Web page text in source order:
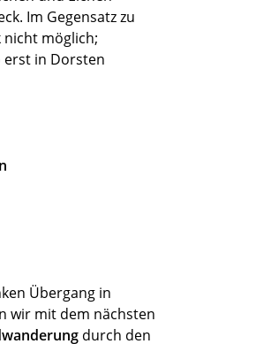
Im Gegensatz zu
nicht möglich;
erst in Dorsten
Übergang in
wir mit dem nächsten
durch den